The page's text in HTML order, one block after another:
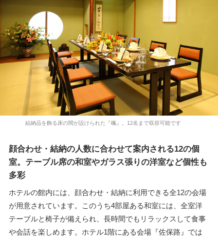
結納品を飾る床の間が設けられた『楓』。12名まで収容可能です
顔合わせ・結納の人数に合わせて案内される12の個
室。テーブル席の和室やガラス張りの洋室など個性も
多彩
ホテルの館内には、顔合わせ・結納に利用できる全12の会場
が用意されています。このうち4部屋ある和室には、全室洋
テーブルと椅子が備えられ、長時間でもリラックスして食事
や会話を楽しめます。ホテル1階にある会場『佐保路』では